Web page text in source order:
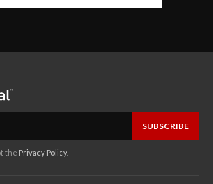
SUBSCRIBE
the Privacy Policy.